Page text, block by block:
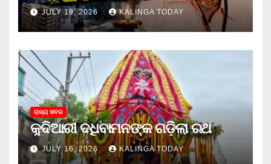
JULY 19, 2026 KALINGA TODAY
ରାଜ୍ୟ ଖବର
କୁଦିଆରୀ ଦଧିବାମନଙ୍କ ଗଡ଼ିଲା ରଥ
JULY 16, 2026 KALINGA TODAY